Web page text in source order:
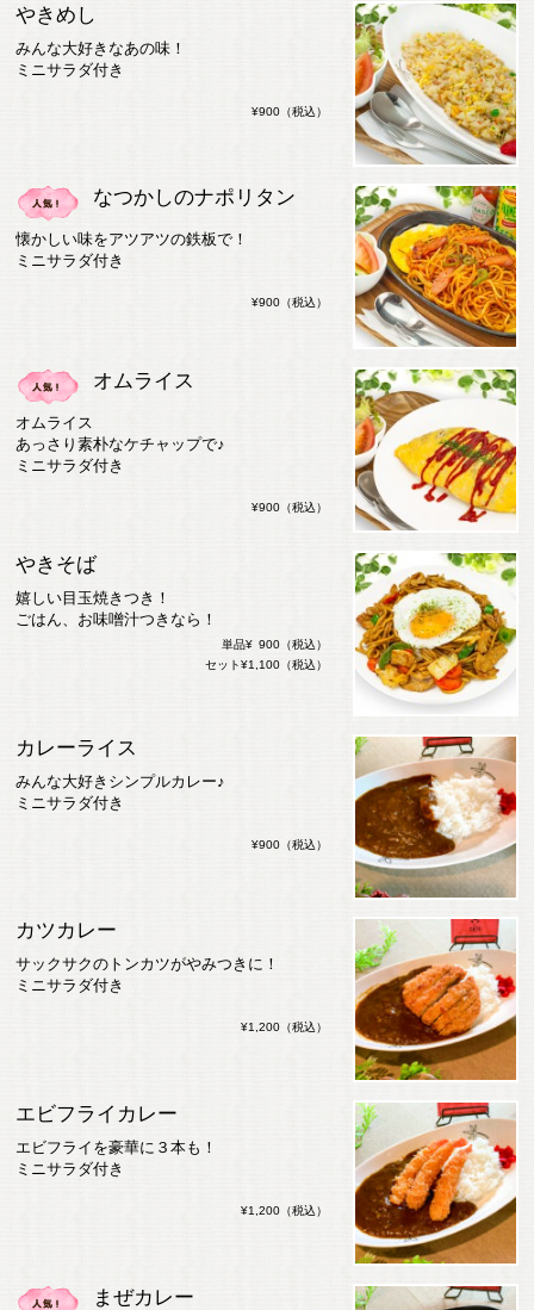
やきめし
みんな大好きなあの味！
ミニサラダ付き
¥900（税込）
なつかしのナポリタン
懐かしい味をアツアツの鉄板で！
ミニサラダ付き
¥900（税込）
オムライス
オムライス
あっさり素朴なケチャップで♪
ミニサラダ付き
¥900（税込）
やきそば
嬉しい目玉焼きつき！
ごはん、お味噌汁つきなら！
単品¥ 900（税込）
セット¥1,100（税込）
カレーライス
みんな大好きシンプルカレー♪
ミニサラダ付き
¥900（税込）
カツカレー
サックサクのトンカツがやみつきに！
ミニサラダ付き
¥1,200（税込）
エビフライカレー
エビフライを豪華に３本も！
ミニサラダ付き
¥1,200（税込）
まぜカレー